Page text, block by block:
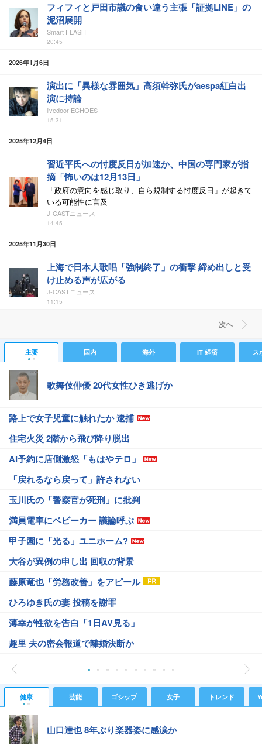
フィフィと戸田市議の食い違う主張「証拠LINE」の
泥沼展開
Smart FLASH
20:45
2026年1月6日
演出に「異様な雰囲気」高須幹弥氏がaespa紅白出
演に持論
livedoor ECHOES
15:31
2025年12月4日
習近平氏への忖度反日が加速か、中国の専門家が指
摘「怖いのは12月13日」
「政府の意向を感じ取り、自ら規制する忖度反日」が起きて
いる可能性に言及
J-CASTニュース
14:45
2025年11月30日
上海で日本人歌唱「強制終了」の衝撃 締め出しと受
け止める声が広がる
J-CASTニュース
11:15
次ヘ
主要 国内 海外 IT 経済 ス
歌舞伎俳優 20代女性ひき逃げか
路上で女子児童に触れたか 逮捕
住宅火災 2階から飛び降り脱出
AI予約に店側激怒「もはやテロ」
「戻れるなら戻って」許されない
玉川氏の「警察官が死刑」に批判
満員電車にベビーカー 議論呼ぶ
甲子園に「光る」ユニホーム?
大谷が異例の申し出 回収の背景
藤原竜也「労務改善」をアピール
ひろゆき氏の妻 投稿を謝罪
薄幸が性欲を告白「1日AV見る」
趣里 夫の密会報道で離婚決断か
健康 芸能 ゴシップ 女子 トレンド
山口達也 8年ぶり楽器姿に感涙か